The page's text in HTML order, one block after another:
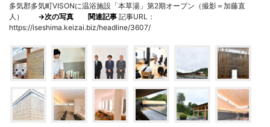
多気郡多気町VISONに温浴施設「本草湯」第2期オープン（撮影＝加藤直
人） →次の写真 関連記事 記事URL：
https://iseshima.keizai.biz/headline/3607/